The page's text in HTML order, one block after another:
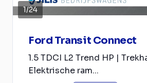
1/24
Ford Transit Connect
1.5 TDCI L2 Trend HP |
Elektrische ram...